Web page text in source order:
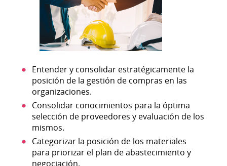
Entender y consolidar estratégicamente la
posición de la gestión de compras en las
organizaciones.
Consolidar conocimientos para la óptima
selección de proveedores y evaluación de los
mismos.
Categorizar la posición de los materiales
para priorizar el plan de abastecimiento y
negociación.